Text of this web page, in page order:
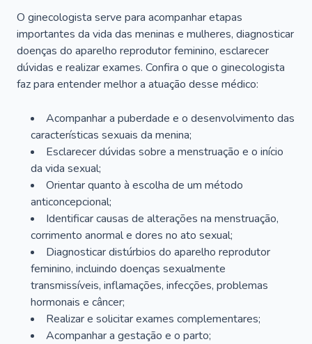
O ginecologista serve para acompanhar etapas
importantes da vida das meninas e mulheres, diagnosticar
doenças do aparelho reprodutor feminino, esclarecer
dúvidas e realizar exames. Confira o que o ginecologista
faz para entender melhor a atuação desse médico:
Acompanhar a puberdade e o desenvolvimento das
características sexuais da menina;
Esclarecer dúvidas sobre a menstruação e o início
da vida sexual;
Orientar quanto à escolha de um método
anticoncepcional;
Identificar causas de alterações na menstruação,
corrimento anormal e dores no ato sexual;
Diagnosticar distúrbios do aparelho reprodutor
feminino, incluindo doenças sexualmente
transmissíveis, inflamações, infecções, problemas
hormonais e câncer;
Realizar e solicitar exames complementares;
Acompanhar a gestação e o parto;